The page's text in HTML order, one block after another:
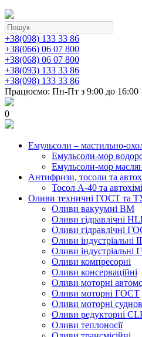
+38(098) 133 33 86
+38(066) 06 07 800
+38(068) 06 07 800
+38(093) 133 33 86
+38(098) 133 33 86
Працюємо: Пн-Пт з 9:00 до 16:00
0
Емульсоли – мастильно-
Емульсоли-мор
Емульсоли-мор
Антифризи, тосоли та
Тосол А-40 та
Оливи техничні ГОСТ та
Оливи вакуумні ВМ
Оливи гідравлічні
Оливи гідравлічні
Оливи індустріальні
Оливи індустріальні
Оливи компресорні
Оливи консерваційні
Оливи моторні
Оливи моторні ГОСТ
Оливи моторні
Оливи редукторні
Оливи теплоносії